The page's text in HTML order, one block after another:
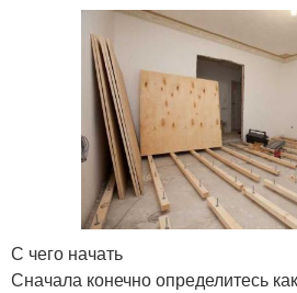
С чего начать
Сначала конечно определитесь